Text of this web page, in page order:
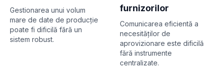
Gestionarea unui volum
mare de date de producție
poate fi dificilă fără un
sistem robust.
furnizorilor
Comunicarea eficientă a
necesităților de
aprovizionare este dificilă
fără instrumente
centralizate.